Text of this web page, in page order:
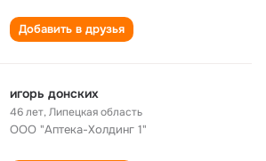
Добавить в друзья
игорь донских
46 лет,Липецкая область
ООО "Аптека-Холдинг 1"